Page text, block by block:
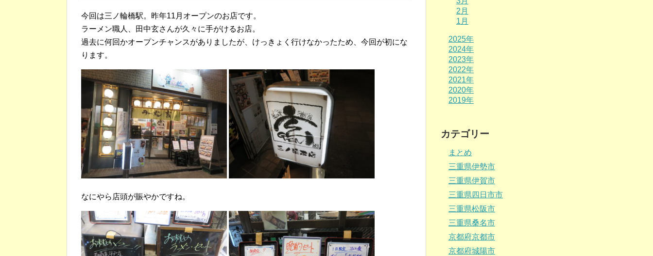
今回は三ノ輪橋駅。昨年11月オープンのお店です。
ラーメン職人、田中玄さんが久々に手がけるお店。
過去に何回かオープンチャンスがありましたが、けっきょく行けなかったため、今回が初にな
ります。
なにやら店頭が賑やかですね。
2月
1月
2025年
2024年
2023年
2022年
2021年
2020年
2019年
カテゴリー
まとめ
三重県伊勢市
三重県伊賀市
三重県四日市市
三重県松阪市
三重県桑名市
京都府京都市
京都府城陽市